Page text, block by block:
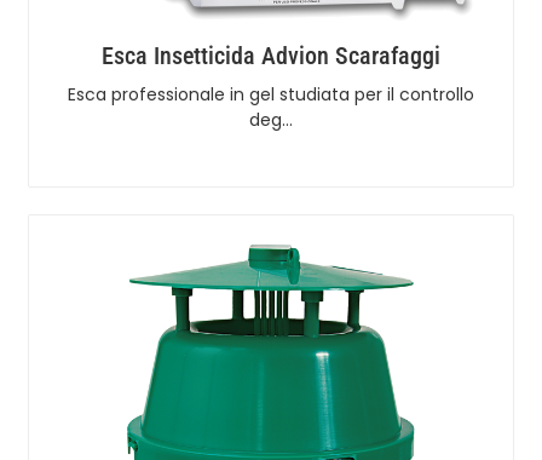
Esca Insetticida Advion Scarafaggi
Esca professionale in gel studiata per il controllo
deg…